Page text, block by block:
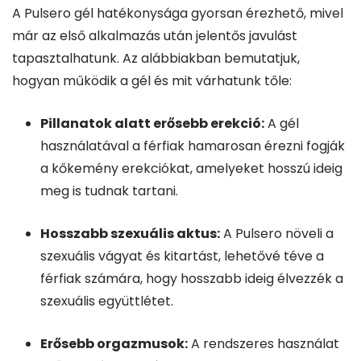
A Pulsero gél hatékonysága gyorsan érezhető, mivel
már az első alkalmazás után jelentős javulást
tapasztalhatunk. Az alábbiakban bemutatjuk,
hogyan működik a gél és mit várhatunk tőle:
Pillanatok alatt erősebb erekció:A gél
használatával a férfiak hamarosan érezni fogják
a kőkemény erekciókat, amelyeket hosszú ideig
meg is tudnak tartani.
Hosszabb szexuális aktus:A Pulsero növeli a
szexuális vágyat és kitartást, lehetővé téve a
férfiak számára, hogy hosszabb ideig élvezzék a
szexuális együttlétet.
Erősebb orgazmusok:A rendszeres használat